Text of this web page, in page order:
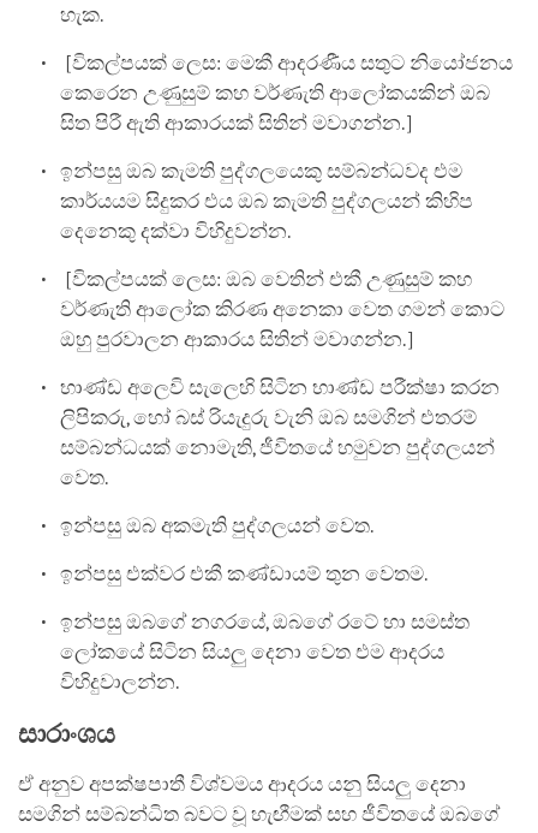
හැක.
[විකල්පයක් ලෙස: මෙකී ආදරණීය සතුට නියෝජනය
කෙරෙන උණුසුම් කහ වර්ණැති ආලෝකයකින් ඔබ
සිත පිරී ඇති ආකාරයක් සිතින් මවාගන්න.]
ඉන්පසු ඔබ කැමති පුද්ගලයෙකු සම්බන්ධවද එම
කාර්යයම සිදුකර එය ඔබ කැමති පුද්ගලයන් කිහිප
දෙනෙකු දක්වා විහිදුවන්න.
[විකල්පයක් ලෙස: ඔබ වෙතින් එකී උණුසුම් කහ
වර්ණැති ආලෝක කිරණ අනෙකා වෙත ගමන් කොට
ඔහු පුරවාලන ආකාරය සිතින් මවාගන්න.]
භාණ්ඩ අලෙවි සැලෙහි සිටින භාණ්ඩ පරීක්ෂා කරන
ලිපිකරු, හෝ බස් රියැදුරු වැනි ඔබ සමගින් එතරම්
සම්බන්ධයක් නොමැති, ජීවිතයේ හමුවන පුද්ගලයන්
වෙත.
ඉන්පසු ඔබ අකමැති පුද්ගලයන් වෙත.
ඉන්පසු එක්වර එකී කණ්ඩායම් තුන වෙතම.
ඉන්පසු ඔබගේ නගරයේ, ඔබගේ රටේ හා සමස්ත
ලෝකයේ සිටින සියලු දෙනා වෙත එම ආදරය
විහිදුවාලන්න.
සාරාංශය
ඒ අනුව අපක්ෂපාතී විශ්වමය ආදරය යනු සියලු දෙනා
සමගින් සම්බන්ධිත බවට වූ හැඟීමක් සහ ජීවිතයේ ඔබගේ